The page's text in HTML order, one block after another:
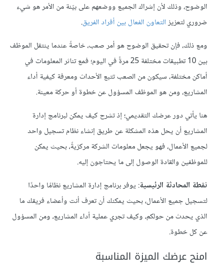
الوضوح، وذلك لأن إشراك الجميع ووضعهم على بيّنة من الأمر هو شيء
ضروري لتعزيزالتعاون الفعال بين أفراد الفريق.
ومع ذلك، فإن تحقيق الوضوح هو أمر صعب، خاصةً عندما ينتقل الموظف
بين 10 تطبيقات مختلفة 25 مرةً في اليوم؛ فمع تناثر المعلومات في
أماكن مختلفة، سيكون من الصعب تتبع الأحداث ومعرفة كيفية أداء
المشاريع، ومن هو الموظف المسؤول عن خطوة أو حركة معينة.
هنا يأتي دور عرضك التقديمي؛ إذ تشرح كيف يمكن لبرنامج إدارة
المشاريع أن يحل هذه المشكلة عن طريق إنشاء نظام تسجيل واحد
لجميع الأعمال، فهو يجعل معلومات الشركة مركزيةً، بحيث يمكن
للموظفين والقادة الوصول إلى ما يحتاجون إليه.
نقطة المحادثة الرئيسية: يوفر برنامج إدارة المشاريع نظامًا واحدًا
لتسجيل جميع الأعمال، بحيث يمكنك أن تعرف أنت وأعضاء فريقك ما
الذي يحدث من حولكم، وكيف تجري عملية أداء المشاريع، ومن المسؤول
عن كل خطوة.
امنح عرضك الميزة المناسبة